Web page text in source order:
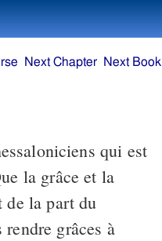
qui est
la grâce et la
de la part du
grâces à
Next Chapter Next Book